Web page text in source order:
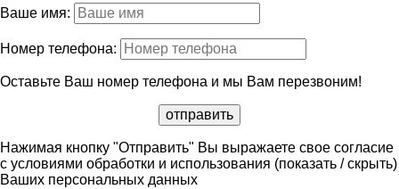
Ваше имя:
Номер телефона:
Оставьте Ваш номер телефона и мы Вам перезвоним!
Нажимая кнопку "Отправить" Вы выражаете свое согласие
с условиями обработки и использования (показать / скрыть)
Ваших персональных данных